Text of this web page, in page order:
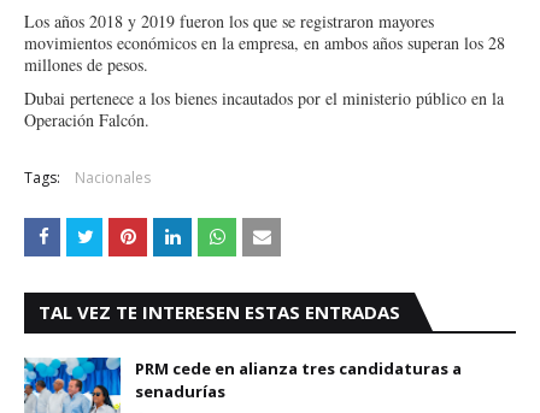
Los años 2018 y 2019 fueron los que se registraron mayores
movimientos económicos en la empresa, en ambos años superan los 28
millones de pesos.
Dubai pertenece a los bienes incautados por el ministerio público en la
Operación Falcón.
Tags: Nacionales
TAL VEZ TE INTERESEN ESTAS ENTRADAS
PRM cede en alianza tres candidaturas a
senadurías